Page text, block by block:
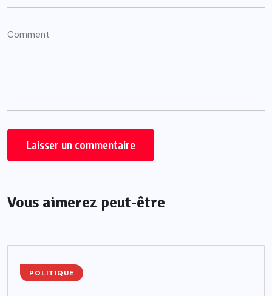
Vous aimerez peut-être
POLITIQUE